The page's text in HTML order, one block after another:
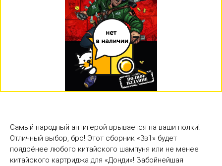
Самый народный антигерой врывается на ваши полки!
Отличный выбор, бро! Этот сборник «3в1» будет
поядрёнее любого китайского шампуня или не менее
китайского картриджа для «Донди»! Забойнейшая